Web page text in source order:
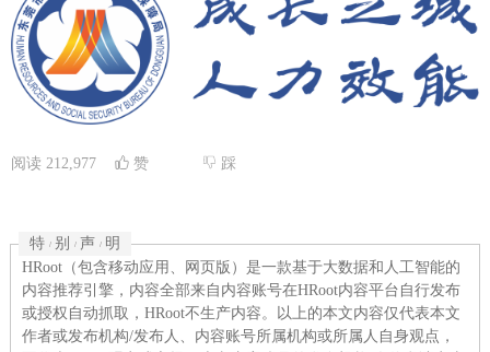
阅读 212,977 赞 踩
特 / 别 / 声 / 明
HRoot（包含移动应用、网页版）是一款基于大数据和人工智能的
内容推荐引擎，内容全部来自内容账号在HRoot内容平台自行发布
或授权自动抓取，HRoot不生产内容。以上的本文内容仅代表本文
作者或发布机构/发布人、内容账号所属机构或所属人自身观点，